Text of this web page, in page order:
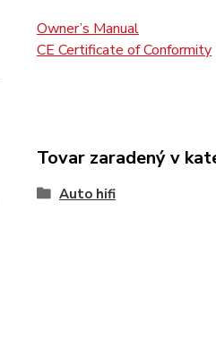
Owner’s Manual
CE Certificate of Conformity
Tovar zaradený v
Auto hifi